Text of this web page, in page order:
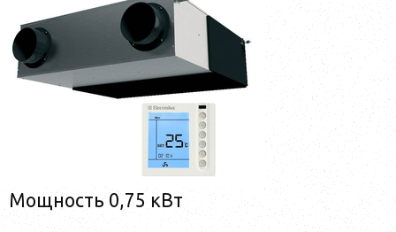
Мощность 0,75 кВт